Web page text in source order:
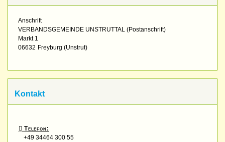
Anschrift
VERBANDSGEMEINDE UNSTRUTTAL (Postanschrift)
Markt 1
06632 Freyburg (Unstrut)
Kontakt
Telefon:
+49 34464 300 55